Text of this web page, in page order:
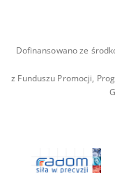
Dofinansowano ze
z Funduszu Promocji,